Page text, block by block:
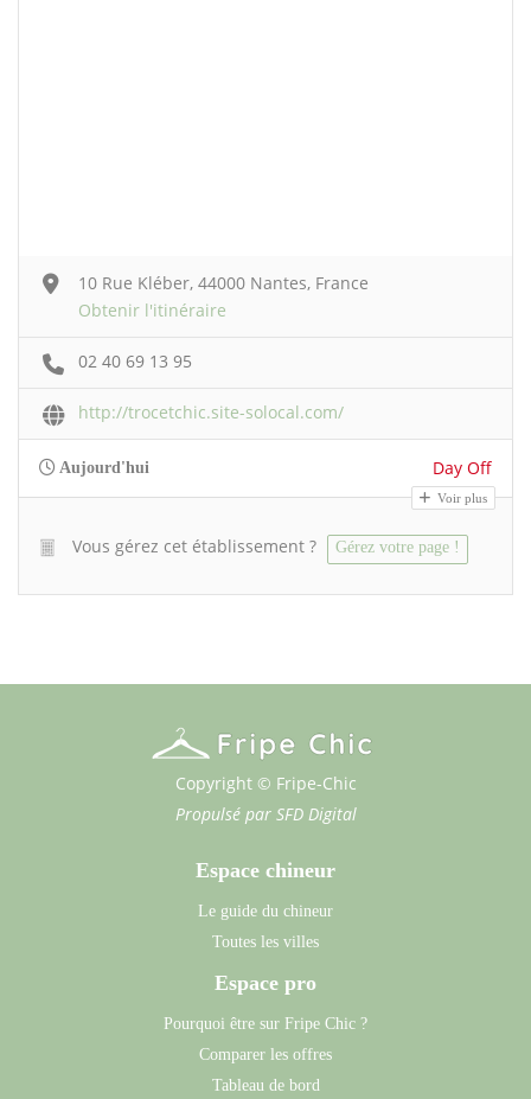
10 Rue Kléber, 44000 Nantes, France
Obtenir l'itinéraire
02 40 69 13 95
http://trocetchic.site-solocal.com/
Aujourd'hui Day Off
Voir plus
Vous gérez cet établissement ? Gérez votre page !
Copyright © Fripe-Chic
Propulsé par SFD Digital
Espace chineur
Le guide du chineur
Toutes les villes
Espace pro
Pourquoi être sur Fripe Chic ?
Comparer les offres
Tableau de bord